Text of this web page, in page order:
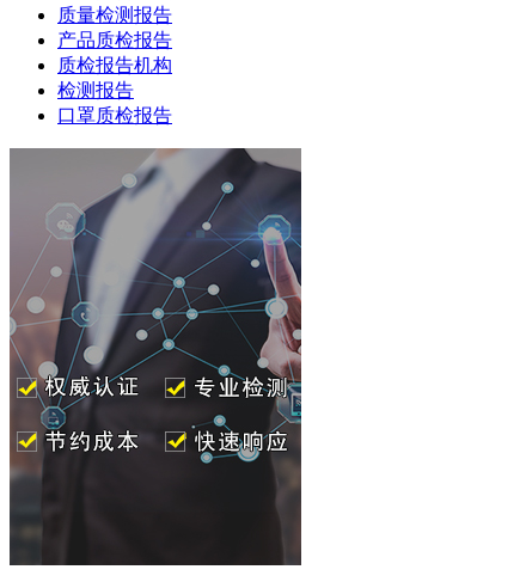
质量检测报告
产品质检报告
质检报告机构
检测报告
口罩质检报告